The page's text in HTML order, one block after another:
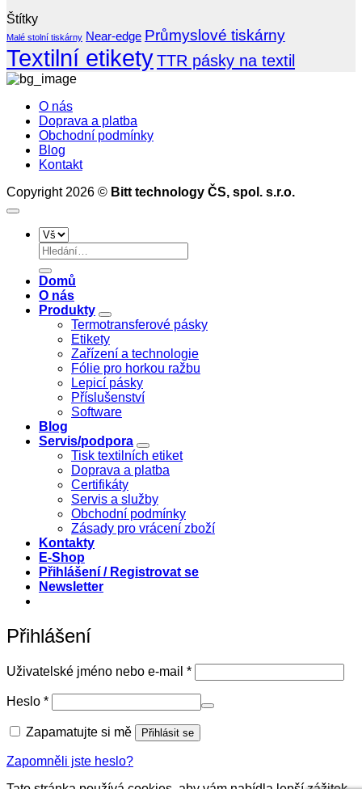
–
tiskněte
páskou
25
mm
BarTender
Přehled
etiket
textu
názvem
Štítky
Malé stolní tiskárny Near-edge Průmyslové tiskárny
Textilní etiketyTTR pásky na textil
O nás
Doprava a platba
Obchodní podmínky
Blog
Kontakt
Copyright 2026 © Bitt technology ČS, spol. s.r.o.
Hledat:
Domů
O nás
Produkty
Termotransferové pásky
Etikety
Zařízení a technologie
Fólie pro horkou ražbu
Lepicí pásky
Příslušenství
Software
Blog
Servis/podpora
Tisk textilních etiket
Doprava a platba
Certifikáty
Servis a služby
Obchodní podmínky
Zásady pro vrácení zboží
Kontakty
E-Shop
Přihlášení / Registrovat se
Newsletter
Přihlášení
Uživatelské jméno nebo e-mail *Povinné
Heslo *Povinné
Zapamatujte si mě Přihlásit se
Zapomněli jste heslo?